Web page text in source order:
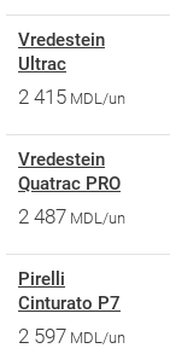
Vredestein
Ultrac
2 415 MDL/un
Vredestein
Quatrac PRO
2 487 MDL/un
Pirelli
Cinturato P7
2 597 MDL/un